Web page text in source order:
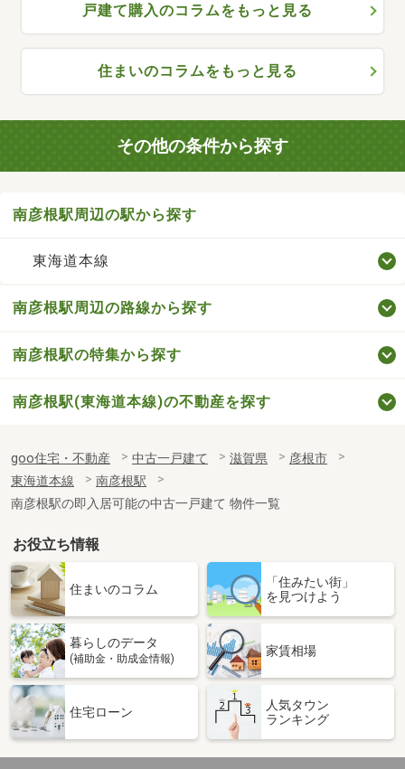
戸建て購入のコラムをもっと見る
住まいのコラムをもっと見る
その他の条件から探す
南彦根駅周辺の駅から探す
東海道本線
南彦根駅周辺の路線から探す
南彦根駅の特集から探す
南彦根駅(東海道本線)の不動産を探す
goo住宅・不動産 中古一戸建て 滋賀県
彦根市
東海道本線
南彦根駅
南彦根駅の即入居可能の中古一戸建て 物件一覧
お役立ち情報
住まいのコラム
「住みたい街」
を見つけよう
暮らしのデータ
(補助金・助成金情報)
家賃相場
住宅ローン
人気タウン
ランキング